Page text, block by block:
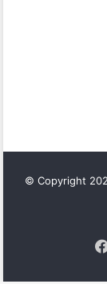
© Copyright